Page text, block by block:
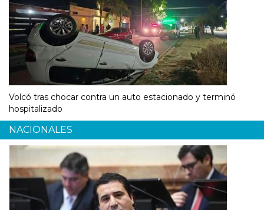
Volcó tras chocar contra un auto estacionado y terminó
hospitalizado
NACIONALES